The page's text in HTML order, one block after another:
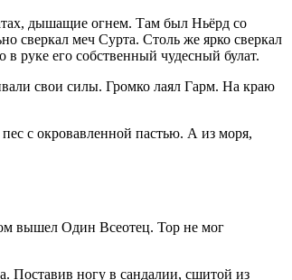
дышащие огнем. Там был Ньёрд со
сверкал меч Сурта. Столь же ярко сверкал
руке его собственный чудесный булат.
свои силы. Громко лаял Гарм. На краю
с окровавленной пастью. А из моря,
вышел Один Всеотец. Тор не мог
Поставив ногу в сандалии, сшитой из